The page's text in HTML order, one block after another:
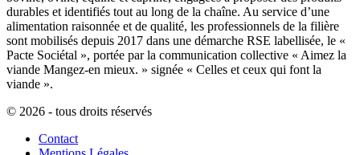
durables et identifiés tout au long de la chaîne. Au service d’une
alimentation raisonnée et de qualité, les professionnels de la filière
sont mobilisés depuis 2017 dans une démarche RSE labellisée, le «
Pacte Sociétal », portée par la communication collective « Aimez la
viande Mangez-en mieux. » signée « Celles et ceux qui font la
viande ».
© 2026 - tous droits réservés
Contact